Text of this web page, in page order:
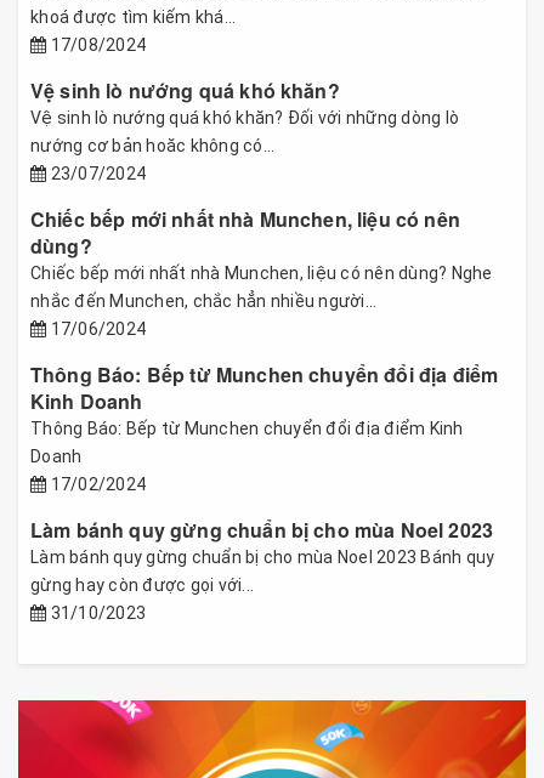
khoá được tìm kiếm khá...
17/08/2024
Vệ sinh lò nướng quá khó khăn?
Vệ sinh lò nướng quá khó khăn? Đối với những dòng lò
nướng cơ bản hoăc không có...
23/07/2024
Chiếc bếp mới nhất nhà Munchen, liệu có nên
dùng?
Chiếc bếp mới nhất nhà Munchen, liệu có nên dùng? Nghe
nhắc đến Munchen, chắc hẳn nhiều người...
17/06/2024
Thông Báo: Bếp từ Munchen chuyển đổi địa điểm
Kinh Doanh
Thông Báo: Bếp từ Munchen chuyển đổi địa điểm Kinh
Doanh
17/02/2024
Làm bánh quy gừng chuẩn bị cho mùa Noel 2023
Làm bánh quy gừng chuẩn bị cho mùa Noel 2023 Bánh quy
gừng hay còn được gọi với...
31/10/2023